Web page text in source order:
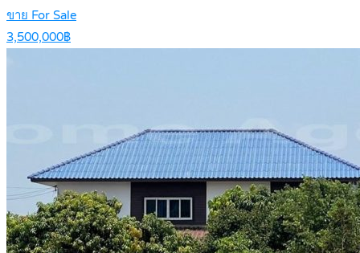
ขาย For Sale
3,500,000฿